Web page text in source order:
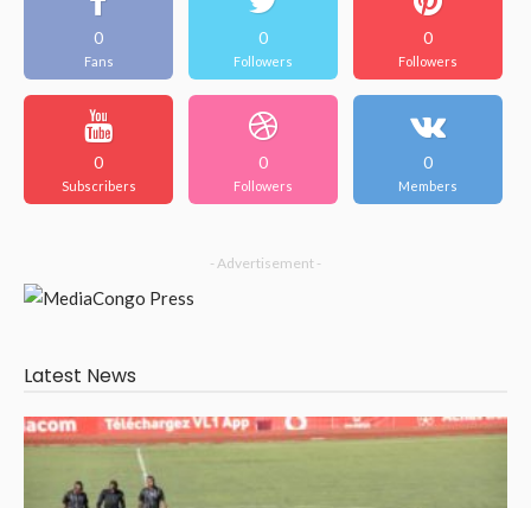
0
Fans
0
Followers
0
Followers
0
Subscribers
0
Followers
0
Members
- Advertisement -
Latest News